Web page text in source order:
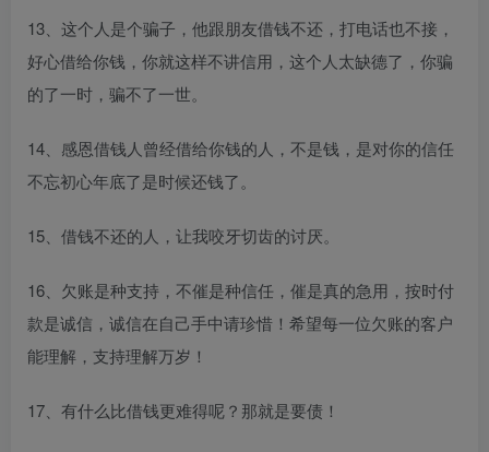
13、这个人是个骗子，他跟朋友借钱不还，打电话也不接，
好心借给你钱，你就这样不讲信用，这个人太缺德了，你骗
的了一时，骗不了一世。
14、感恩借钱人曾经借给你钱的人，不是钱，是对你的信任
不忘初心年底了是时候还钱了。
15、借钱不还的人，让我咬牙切齿的讨厌。
16、欠账是种支持，不催是种信任，催是真的急用，按时付
款是诚信，诚信在自己手中请珍惜！希望每一位欠账的客户
能理解，支持理解万岁！
17、有什么比借钱更难得呢？那就是要债！